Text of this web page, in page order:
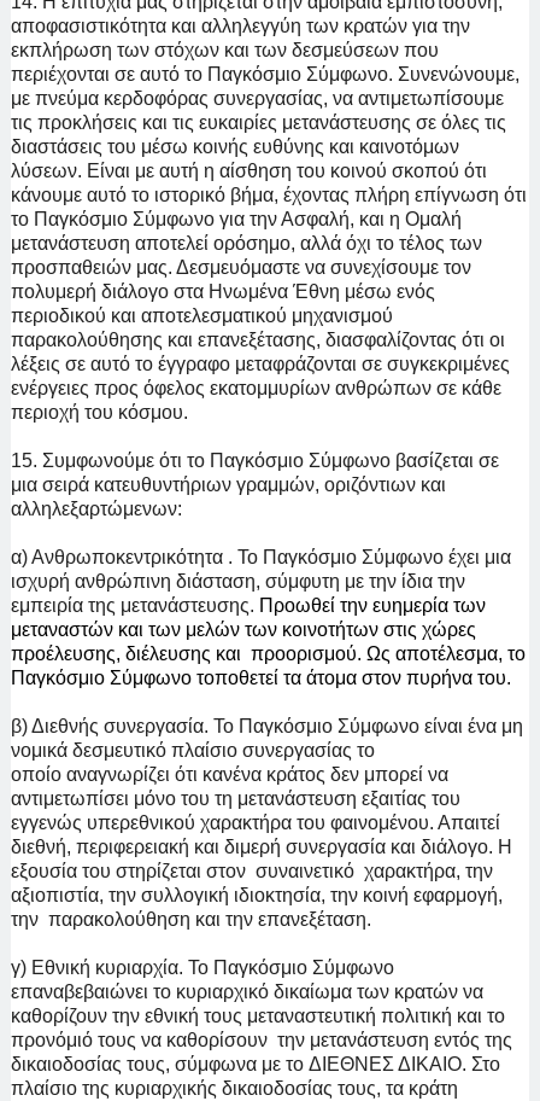
αποφασιστικότητα και αλληλεγγύη των κρατών για την
εκπλήρωση των στόχων και των δεσμεύσεων που
περιέχονται σε αυτό το Παγκόσμιο Σύμφωνο. Συνενώνουμε,
με πνεύμα κερδοφόρας συνεργασίας, να αντιμετωπίσουμε
τις προκλήσεις και τις ευκαιρίες μετανάστευσης σε όλες τις
διαστάσεις του μέσω κοινής ευθύνης και καινοτόμων
λύσεων. Είναι με αυτή η αίσθηση του κοινού σκοπού ότι
κάνουμε αυτό το ιστορικό βήμα, έχοντας πλήρη επίγνωση ότι
το Παγκόσμιο Σύμφωνο για την Ασφαλή, και η Ομαλή
μετανάστευση αποτελεί ορόσημο, αλλά όχι το τέλος των
προσπαθειών μας. Δεσμευόμαστε να συνεχίσουμε τον
πολυμερή διάλογο στα Ηνωμένα Έθνη μέσω ενός
περιοδικού και αποτελεσματικού μηχανισμού
παρακολούθησης και επανεξέτασης, διασφαλίζοντας ότι οι
λέξεις σε αυτό το έγγραφο μεταφράζονται σε συγκεκριμένες
ενέργειες προς όφελος εκατομμυρίων ανθρώπων σε κάθε
περιοχή του κόσμου.
15. Συμφωνούμε ότι το Παγκόσμιο Σύμφωνο βασίζεται σε
μια σειρά κατευθυντήριων γραμμών, οριζόντιων και
αλληλεξαρτώμενων:
α) Ανθρωποκεντρικότητα . Το Παγκόσμιο Σύμφωνο έχει μια
ισχυρή ανθρώπινη διάσταση, σύμφυτη με την ίδια την
εμπειρία της μετανάστευσης. Προωθεί την ευημερία των
μεταναστών και των μελών των κοινοτήτων στις χώρες
προέλευσης, διέλευσης και προορισμού. Ως αποτέλεσμα, το
Παγκόσμιο Σύμφωνο τοποθετεί τα άτομα στον πυρήνα του.
β) Διεθνής συνεργασία. Το Παγκόσμιο Σύμφωνο είναι ένα μη
νομικά δεσμευτικό πλαίσιο συνεργασίας το
οποίο αναγνωρίζει ότι κανένα κράτος δεν μπορεί να
αντιμετωπίσει μόνο του τη μετανάστευση εξαιτίας του
εγγενώς υπερεθνικού χαρακτήρα του φαινομένου. Απαιτεί
διεθνή, περιφερειακή και διμερή συνεργασία και διάλογο. Η
εξουσία του στηρίζεται στον συναινετικό χαρακτήρα, την
αξιοπιστία, την συλλογική ιδιοκτησία, την κοινή εφαρμογή,
την παρακολούθηση και την επανεξέταση.
γ) Εθνική κυριαρχία. Το Παγκόσμιο Σύμφωνο
επαναβεβαιώνει το κυριαρχικό δικαίωμα των κρατών να
καθορίζουν την εθνική τους μεταναστευτική πολιτική και το
προνόμιό τους να καθορίσουν την μετανάστευση εντός της
δικαιοδοσίας τους, σύμφωνα με το ΔΙΕΘΝΕΣ ΔΙΚΑΙΟ. Στο
πλαίσιο της κυριαρχικής δικαιοδοσίας τους, τα κράτη